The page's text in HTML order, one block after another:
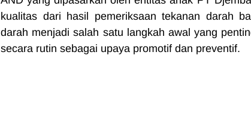
kualitas dari hasil pemeriksaan tekanan darah
darah menjadi salah satu langkah awal yang
secara rutin sebagai upaya promotif dan preventif.